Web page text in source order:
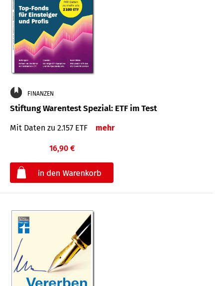
FINANZEN
Stiftung Warentest Spezial: ETF im Test
Mit Daten zu 2.157 ETF mehr
16,90 €